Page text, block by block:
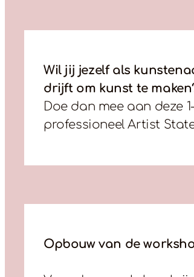
Wil jij jezelf als
drijft om kunst te
Doe dan mee aan deze
professioneel Artist
Opbouw van de